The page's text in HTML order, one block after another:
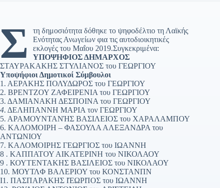
Σ
τη δημοσιότητα δόθηκε το ψηφοδέλτιο τη Λαϊκής
Ενότητας Ανωγείων φια τις αυτοδιοικητικές
εκλογές του Μαΐου 2019.Συγκεκριμένα:
ΥΠΟΨΗΦΙΟΣ ΔΗΜΑΡΧΟΣ
ΣΤΑΥΡΑΚΑΚΗΣ ΣΤΥΛΙΑΝΟΣ του ΓΕΩΡΓΙΟΥ
Υποψήφιοι Δημοτικοί Σύμβουλοι
1. ΑΕΡΑΚΗΣ ΠΟΛΥΔΩΡΟΣ του ΓΕΩΡΓΙΟΥ
2. ΒΡΕΝΤΖΟΥ ΖΑΦΕΙΡΕΝΙΑ του ΓΕΩΡΓΙΟΥ
3. ΔΑΜΙΑΝΑΚΗ ΔΕΣΠΟΙΝΑ του ΓΕΩΡΓΙΟΥ
4. ΔΕΛΗΠΑΝΝΗ ΜΑΡΙΑ τον ΓΕΩΡΓΙΟΥ
5. ΑΡΑΜΟΥΝΤΑΝΉΣ ΒΑΣΙΛΕΙΟΣ του ΧΑΡΑΛΑΜΠΟΥ
6. ΚΑΛΟΜΟΙΡΗ – ΦΑΣΟΥΛΑ ΑΛΕΞΑΝΔΡΑ του
ΑΝΤΩΝΙΟΥ
7. ΚΑΛΟΜΟΙΡΗΣ ΓΕΩΡΓΙΟΣ του ΙΩΑΝΝΗ
8 . ΚΑΠΠΑΤΟΥ ΑΙΚΑΤΕΡΙΝΗ του ΝΙΚΟΛΑΟΥ
9 . ΚΟΥΤΕΝΤΑΚΗΣ ΒΑΣΙΛΕΙΟΣ του ΝΙΚΟΛΑΟΥ
10. ΜΟΥΤΛΦ ΒΑΛΕΡΙΟΥ του ΚΟΝΣΤΑΝΠΝ
I1. ΠΑΣΠΑΡΑΚΗΣ ΙΈΩΡΙΊΟΣ του ΙΩΑΝΝΗ